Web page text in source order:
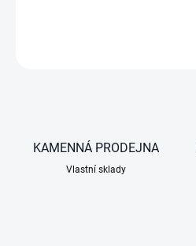
KAMENNÁ PRODEJNA
Vlastní sklady